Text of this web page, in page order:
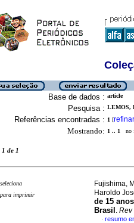
Base de dados : article
Pesquisa : LEMOS,
Referências encontradas : 1 [refinar
Mostrando: 1 .. 1 no
de 1
seleciona
para imprimir
Fujishima,
Haroldo
de 15
Brasil . Rev
· resumo